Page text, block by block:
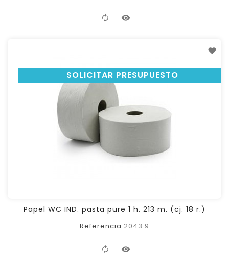
SOLICITAR PRESUPUESTO
Papel WC IND. pasta pure 1 h. 213 m. (cj. 18 r.)
Referencia 2043.9